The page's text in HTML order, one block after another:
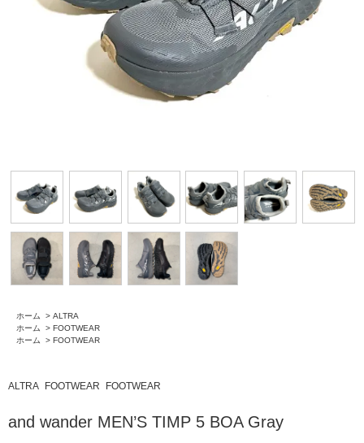
ホーム > ALTRA
ホーム
> FOOTWEAR
ホーム
> FOOTWEAR
ALTRA FOOTWEAR FOOTWEAR
and wander MEN’S TIMP 5 BOA Gray